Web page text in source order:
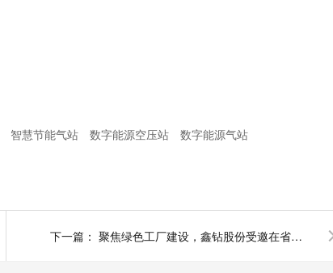
智慧节能气站 数字能源空压站
数字能源气站
下一篇： 聚焦绿色工厂建设，鑫钻股份受邀在省清洁生产交流会分享空压节能新技术